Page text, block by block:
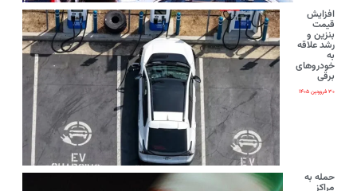
افزایش
قیمت
بنزین و
رشد علاقه
به
خودروهای
برقی
۳۰ فروردین ۱۴۰۵
حمله به
مراکز